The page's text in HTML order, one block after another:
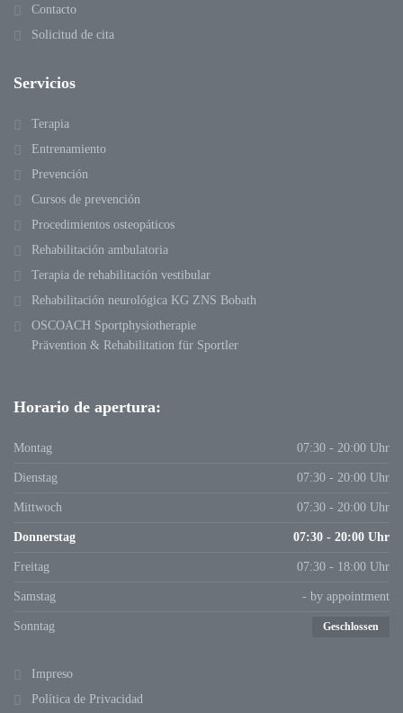
Contacto
Solicitud de cita
Servicios
Terapia
Entrenamiento
Prevención
Cursos de prevención
Procedimientos osteopáticos
Rehabilitación ambulatoria
Terapia de rehabilitación vestibular
Rehabilitación neurológica KG ZNS Bobath
OSCOACH Sportphysiotherapie
Prävention & Rehabilitation für Sportler
Horario de apertura:
Montag 07:30 - 20:00 Uhr
Dienstag 07:30 - 20:00 Uhr
Mittwoch 07:30 - 20:00 Uhr
Donnerstag 07:30 - 20:00 Uhr
Freitag 07:30 - 18:00 Uhr
Samstag - by appointment
Sonntag Geschlossen
Impreso
Política de Privacidad